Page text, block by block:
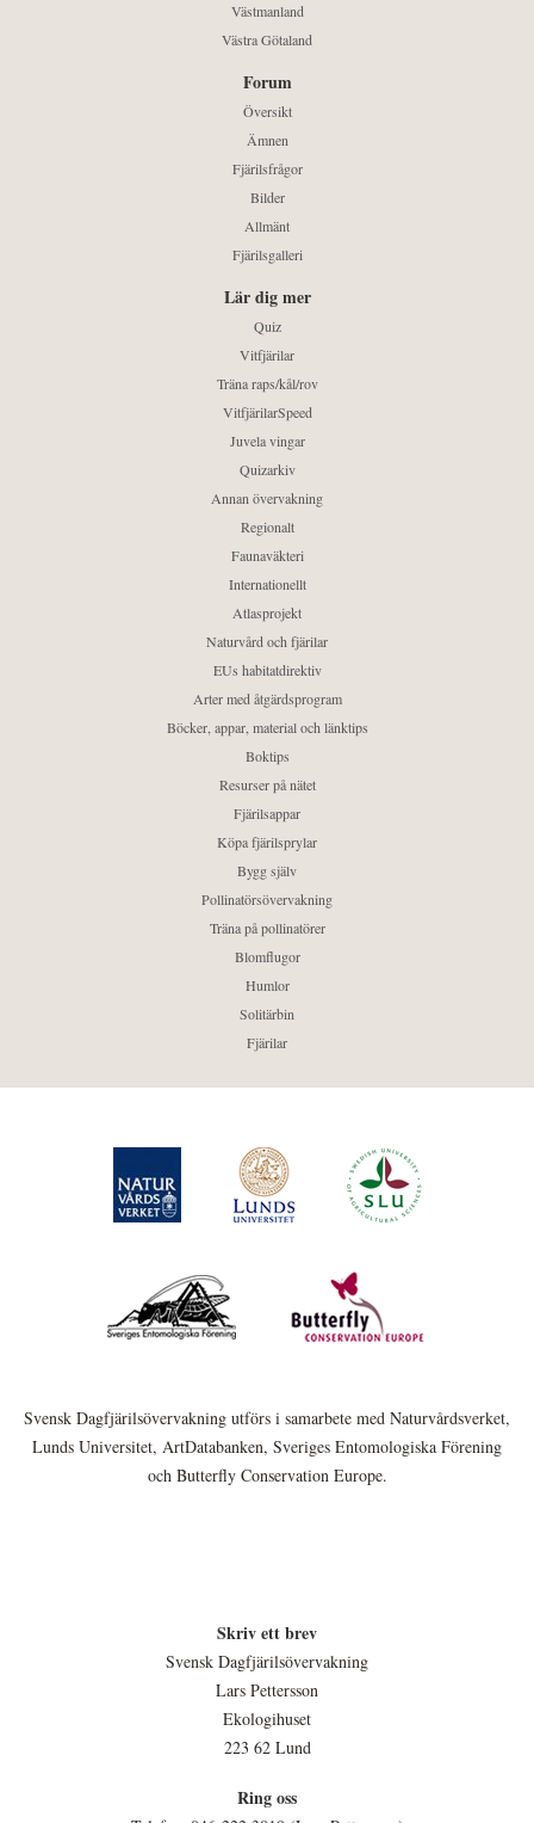
Västmanland
Västra Götaland
Forum
Översikt
Ämnen
Fjärilsfrågor
Bilder
Allmänt
Fjärilsgalleri
Lär dig mer
Quiz
Vitfjärilar
Träna raps/kål/rov
VitfjärilarSpeed
Juvela vingar
Quizarkiv
Annan övervakning
Regionalt
Faunaväkteri
Internationellt
Atlasprojekt
Naturvård och fjärilar
EUs habitatdirektiv
Arter med åtgärdsprogram
Böcker, appar, material och länktips
Boktips
Resurser på nätet
Fjärilsappar
Köpa fjärilsprylar
Bygg själv
Pollinatörsövervakning
Träna på pollinatörer
Blomflugor
Humlor
Solitärbin
Fjärilar
Svensk Dagfjärilsövervakning utförs i samarbete med Naturvårdsverket,
Lunds Universitet, ArtDatabanken, Sveriges Entomologiska Förening
och Butterfly Conservation Europe.
Skriv ett brev
Svensk Dagfjärilsövervakning
Lars Pettersson
Ekologihuset
223 62 Lund
Ring oss